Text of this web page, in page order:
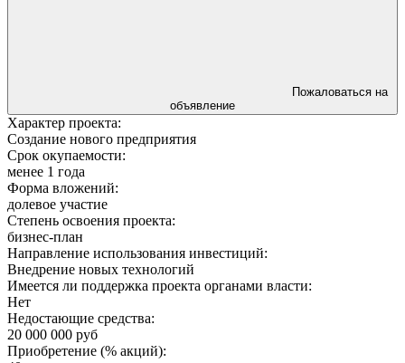
объявление
Характер проекта:
Создание нового предприятия
Срок окупаемости:
менее 1 года
Форма вложений:
долевое участие
Степень освоения проекта:
бизнес-план
Направление использования инвестиций:
Внедрение новых технологий
Имеется ли поддержка проекта органами власти:
Нет
Недостающие средства:
20 000 000 руб
Приобретение (% акций):